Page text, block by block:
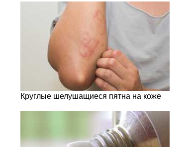
Круглые шелушащиеся пятна на коже